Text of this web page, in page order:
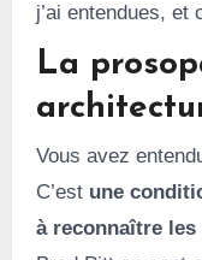
j’ai entendues, et
La
Vous avez
C’est une
à reconnaître les